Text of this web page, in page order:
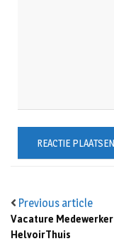
Previous article
Vacature Medewerker
HelvoirThuis